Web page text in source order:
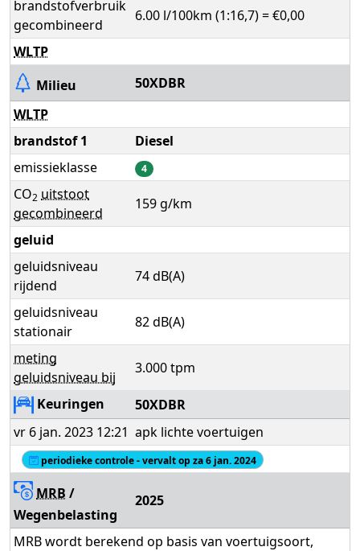
brandstofverbruik
gecombineerd
6.00 l/100km (1:16,7) = €0,00
WLTP
Milieu
50XDBR
WLTP
brandstof 1
Diesel
emissieklasse
4
CO2 uitstoot
gecombineerd
159 g/km
geluid
geluidsniveau
rijdend
74 dB(A)
geluidsniveau
stationair
82 dB(A)
meting
geluidsniveau bij
3.000 tpm
Keuringen
50XDBR
vr 6 jan. 2023 12:21 apk lichte voertuigen
periodieke controle - vervalt op za 6 jan. 2024
MRB /
Wegenbelasting
2025
MRB wordt berekend op basis van voertuigsoort,